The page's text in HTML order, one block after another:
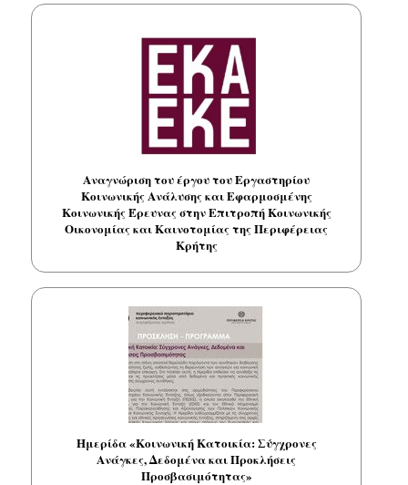
Αναγνώριση του έργου του Εργαστηρίου
Κοινωνικής Ανάλυσης και Εφαρμοσμένης
Κοινωνικής Έρευνας στην Επιτροπή Κοινωνικής
Οικονομίας και Καινοτομίας της Περιφέρειας
Κρήτης
Ημερίδα «Κοινωνική Κατοικία: Σύγχρονες
Ανάγκες, Δεδομένα και Προκλήσεις
Προσβασιμότητας»